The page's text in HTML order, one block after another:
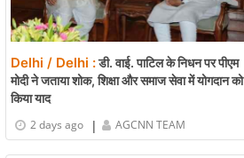
Delhi / Delhi :डी. वाई. पाटिल के निधन पर पीएम
मोदी ने जताया शोक, शिक्षा और समाज सेवा में योगदान को
किया याद
2 days ago
| AGCNN TEAM